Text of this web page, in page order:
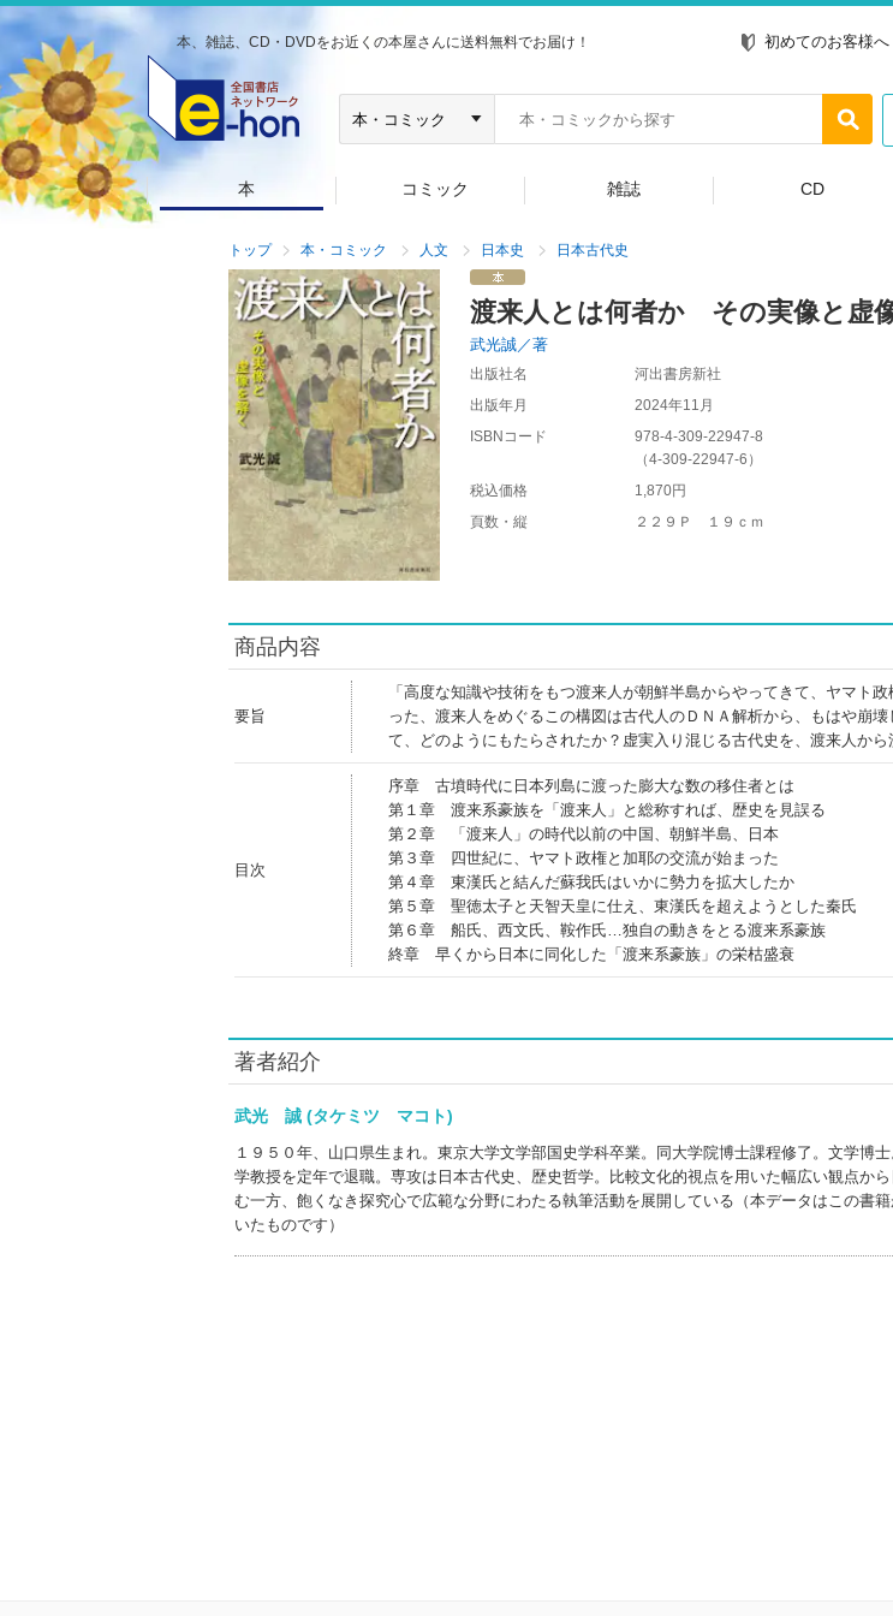
本、雑誌、CD・DVDをお近くの本屋さんに送料無料でお届け！ 初めてのお客様へ
本 コミック 雑誌 CD
トップ 本・コミック 人文 日本史 日本古代史
渡来人とは何者か その実像と虚
武光誠／著
出版社名
河出書房新社
出版年月
2024年11月
ISBNコード
978-4-309-22947-8
（4-309-22947-6 ）
税込価格
1,870円
頁数・縦
２２９Ｐ １９ｃｍ
商品内容
要旨
「高度な知識や技術をもつ渡来人が朝鮮半島からやってきて、ヤマト
った、渡来人をめぐるこの構図は古代人のＤＮＡ解析から、もはや崩
て、どのようにもたらされたか？虚実入り混じる古代史を、渡来人から
目次
序章 古墳時代に日本列島に渡った膨大な数の移住者とは
第１章 渡来系豪族を「渡来人」と総称すれば、歴史を見誤る
第２章 「渡来人」の時代以前の中国、朝鮮半島、日本
第３章 四世紀に、ヤマト政権と加耶の交流が始まった
第４章 東漢氏と結んだ蘇我氏はいかに勢力を拡大したか
第５章 聖徳太子と天智天皇に仕え、東漢氏を超えようとした秦氏
第６章 船氏、西文氏、鞍作氏…独自の動きをとる渡来系豪族
終章 早くから日本に同化した「渡来系豪族」の栄枯盛衰
著者紹介
武光 誠 (タケミツ マコト)
１９５０年、山口県生まれ。東京大学文学部国史学科卒業。同大学院博士課程修了。文学博
学教授を定年で退職。専攻は日本古代史、歴史哲学。比較文化的視点を用いた幅広い観点か
む一方、飽くなき探究心で広範な分野にわたる執筆活動を展開している（本データはこの書
いたものです）